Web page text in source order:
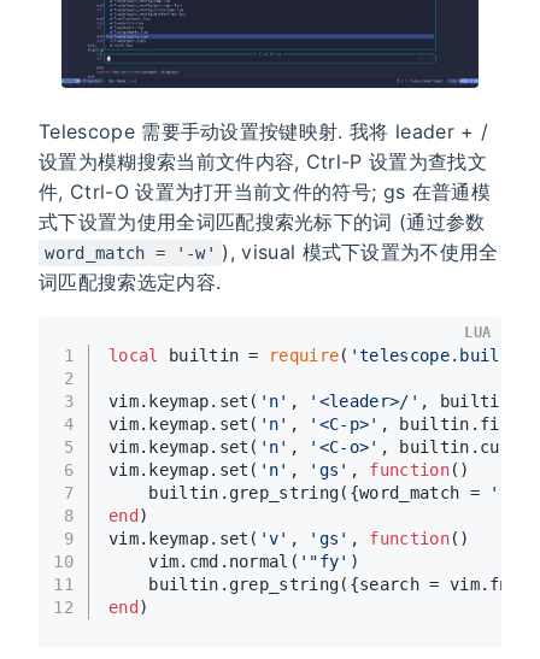
Telescope 需要手动设置按键映射. 我将 leader + /
设置为模糊搜索当前文件内容, Ctrl-P 设置为查找文
件, Ctrl-O 设置为打开当前文件的符号; gs 在普通模
式下设置为使用全词匹配搜索光标下的词 (通过参数
word_match = '-w' ), visual 模式下设置为不使用全
词匹配搜索选定内容.
1
2
3
4
5
6
7
8
9
10
11
12
local builtin = require( 'telescope.builtin'
vim.keymap.set( 'n' , '<leader>/' ,
vim.keymap.set( 'n' , '<C-p>' ,
vim.keymap.set( 'n' , '<C-o>' ,
vim.keymap.set( 'n' , 'gs' , function()
    builtin.grep_string({word_match =
'-w'
end )
vim.keymap.set( 'v' , 'gs' , function()
    vim.cmd.normal(
'"fy' )
builtin.grep_string({search =
end )
LUA